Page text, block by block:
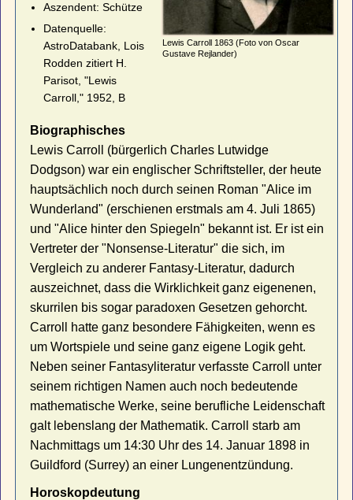
Lewis Carroll 1863 (Foto von Oscar
Gustave Rejlander)
Aszendent: Schütze
Datenquelle:
AstroDatabank, Lois
Rodden zitiert H.
Parisot, "Lewis
Carroll," 1952, B
Biographisches
Lewis Carroll (bürgerlich Charles Lutwidge
Dodgson) war ein englischer Schriftsteller, der heute
hauptsächlich noch durch seinen Roman "Alice im
Wunderland" (erschienen erstmals am 4. Juli 1865)
und "Alice hinter den Spiegeln" bekannt ist. Er ist ein
Vertreter der "Nonsense-Literatur" die sich, im
Vergleich zu anderer Fantasy-Literatur, dadurch
auszeichnet, dass die Wirklichkeit ganz eigenenen,
skurrilen bis sogar paradoxen Gesetzen gehorcht.
Carroll hatte ganz besondere Fähigkeiten, wenn es
um Wortspiele und seine ganz eigene Logik geht.
Neben seiner Fantasyliteratur verfasste Carroll unter
seinem richtigen Namen auch noch bedeutende
mathematische Werke, seine berufliche Leidenschaft
galt lebenslang der Mathematik. Carroll starb am
Nachmittags um 14:30 Uhr des 14. Januar 1898 in
Guildford (Surrey) an einer Lungenentzündung.
Horoskopdeutung